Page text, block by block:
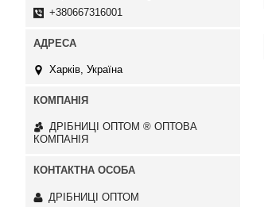
+380667316001
Харків, Україна
ДРІБНИЦІ ОПТОМ ® ОПТОВА
КОМПАНІЯ
ДРІБНИЦІ ОПТОМ